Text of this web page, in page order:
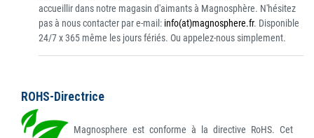
accueillir dans notre magasin d'aimants à Magnosphère. N'hésitez
pas à nous contacter par e-mail: info(at)magnosphere.fr. Disponible
24/7 x 365 même les jours fériés. Ou appelez-nous simplement.
ROHS-Directrice
Magnosphere est conforme à la directive RoHS. Cet